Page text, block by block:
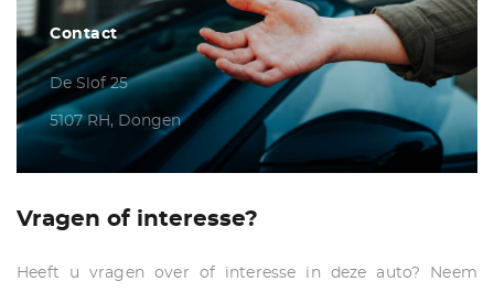
Contact
De Slof 25
5107 RH, Dongen
Vragen of interesse?
Heeft u vragen over of interesse in deze auto? Neem